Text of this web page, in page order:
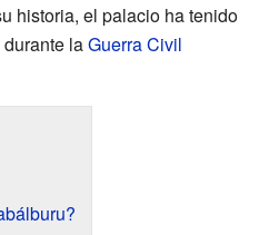
historia, el palacio ha tenido
laGuerra Civil